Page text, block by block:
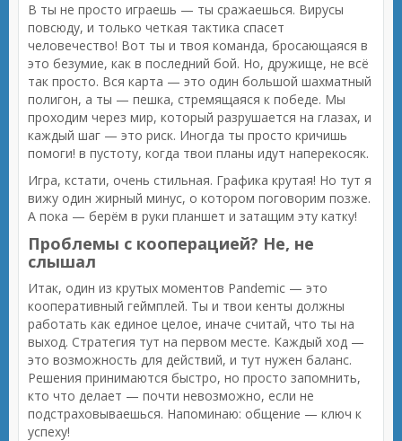
В ты не просто играешь — ты сражаешься. Вирусы
повсюду, и только четкая тактика спасет
человечество! Вот ты и твоя команда, бросающаяся в
это безумие, как в последний бой. Но, дружище, не всё
так просто. Вся карта — это один большой шахматный
полигон, а ты — пешка, стремящаяся к победе. Мы
проходим через мир, который разрушается на глазах, и
каждый шаг — это риск. Иногда ты просто кричишь
помоги! в пустоту, когда твои планы идут наперекосяк.
Игра, кстати, очень стильная. Графика крутая! Но тут я
вижу один жирный минус, о котором поговорим позже.
А пока — берём в руки планшет и затащим эту катку!
Проблемы с кооперацией? Не, не
слышал
Итак, один из крутых моментов Pandemic — это
кооперативный геймплей. Ты и твои кенты должны
работать как единое целое, иначе считай, что ты на
выход. Стратегия тут на первом месте. Каждый ход —
это возможность для действий, и тут нужен баланс.
Решения принимаются быстро, но просто запомнить,
кто что делает — почти невозможно, если не
подстраховываешься. Напоминаю: общение — ключ к
успеху!